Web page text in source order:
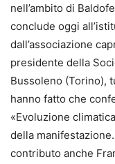
nell’ambito di
conclude oggi
dall’associazione
presidente della
Bussoleno (Torino),
hanno fatto che
«Evoluzione
della
contributo anche